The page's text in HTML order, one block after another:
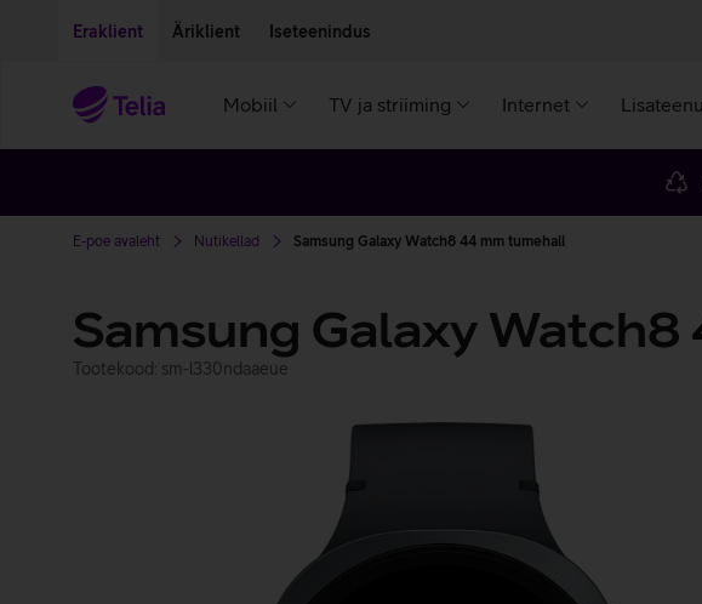
Eraklient Äriklient Iseteenindus
Mobiil TV ja striiming Internet
E-poe avaleht Nutikellad Samsung Galaxy Watch8 44 mm tumehall
Samsung Galaxy Watch8
Tootekood: sm-l330ndaaeue